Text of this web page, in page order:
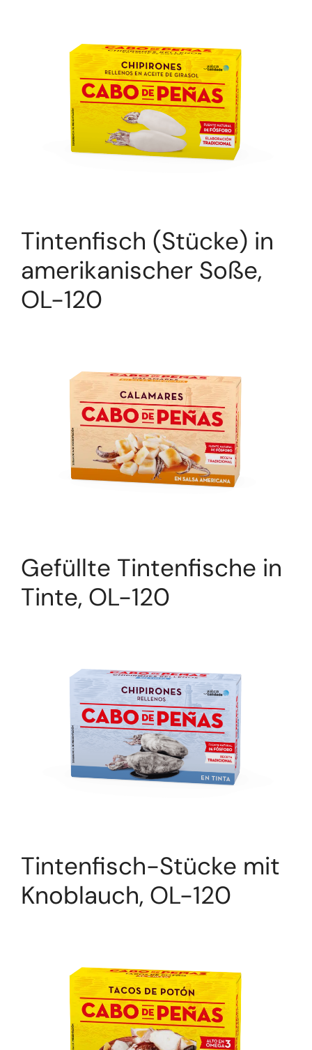
Tintenfisch (Stücke) in
amerikanischer Soße,
OL-120
Gefüllte Tintenfische in
Tinte, OL-120
Tintenfisch-Stücke mit
Knoblauch, OL-120